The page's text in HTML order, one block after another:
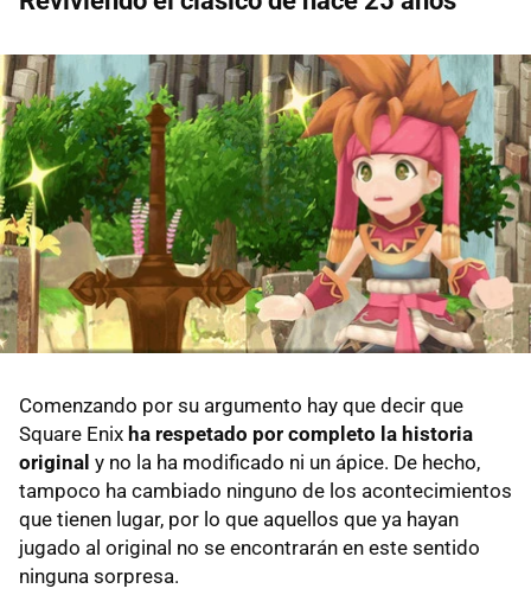
Comenzando por su argumento hay que decir que
Square Enix ha respetado por completo la historia
original y no la ha modificado ni un ápice. De hecho,
tampoco ha cambiado ninguno de los acontecimientos
que tienen lugar, por lo que aquellos que ya hayan
jugado al original no se encontrarán en este sentido
ninguna sorpresa.